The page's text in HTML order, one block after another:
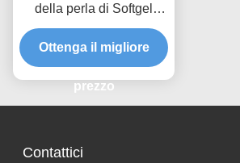
della perla di Softgel
dell'olio del laboratorio
con la colonna 8
Ottenga il migliore
prezzo
Contattici